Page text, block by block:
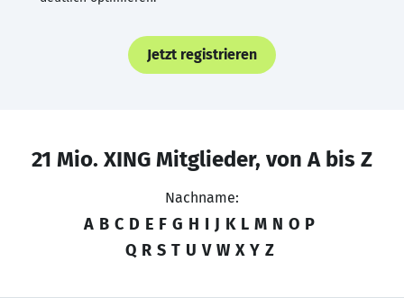
Jetzt registrieren
21 Mio. XING Mitglieder, von A bis Z
Nachname:
A B C D E F G H I J K L M N O P
Q R S T U V W X Y Z